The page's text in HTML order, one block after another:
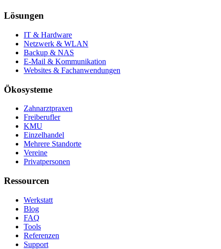
Lösungen
IT & Hardware
Netzwerk & WLAN
Backup & NAS
E-Mail & Kommunikation
Websites & Fachanwendungen
Ökosysteme
Zahnarztpraxen
Freiberufler
KMU
Einzelhandel
Mehrere Standorte
Vereine
Privatpersonen
Ressourcen
Werkstatt
Blog
FAQ
Tools
Referenzen
Support